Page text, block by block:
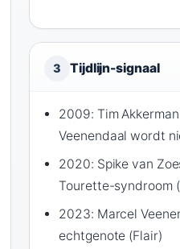
3 Tijdlijn-signaal
2009: Tim
Veenendaal wordt
2020: Spike van
Tourette-syndroom (
2023: Marcel
echtgenote (Flair)